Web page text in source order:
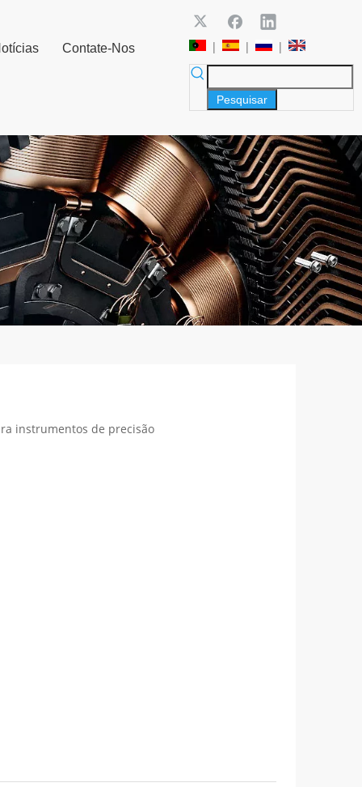
Contate-Nos | | |
Pesquisar
instrumentos de precisão